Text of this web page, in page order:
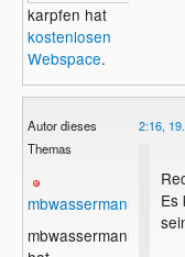
karpfen hat
kostenlosen
Webspace.
Autor dieses
Themas
mbwassermann
mbwassermann
2:16,
Es